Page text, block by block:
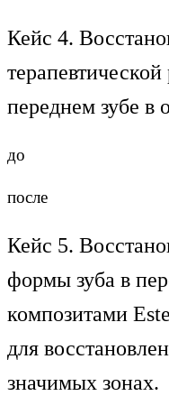
Кейс 4.
переднем зубе в
до
после
Кейс 5.
формы зуба в
композитами
для
значимых зонах.